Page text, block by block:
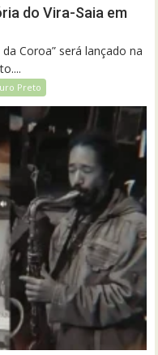
do Vira-Saia em
Coroa” será lançado na
Preto